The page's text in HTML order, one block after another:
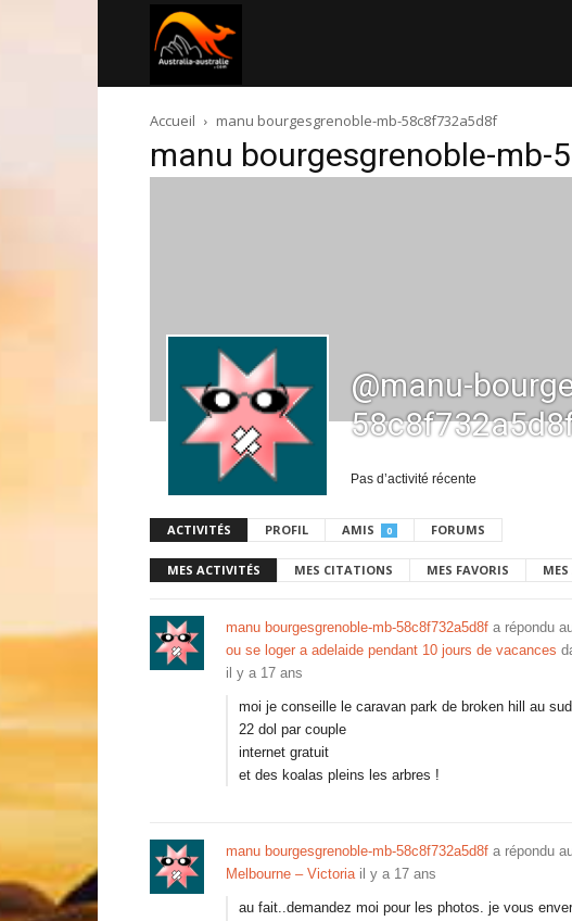
australie.com
Accueil manu bourgesgrenoble-mb-58c8f732a5d8f
manu bourgesgrenoble-mb-
@manu-
Pas d’activité récente
ACTIVITÉS PROFIL AMIS 0 FORUMS
MES ACTIVITÉS MES CITATIONS MES FAVORIS
manu bourgesgrenoble-mb-58c8f732a5d8f a répondu
ou se loger a adelaide pendant 10 jours de vacances
il y a 17 ans
moi je conseille le caravan park de broken hill au
22 dol par couple
internet gratuit
et des koalas pleins les arbres !
manu bourgesgrenoble-mb-58c8f732a5d8f a répondu
Melbourne – Victoria il y a 17 ans
au fait..demandez moi pour les photos. je vous